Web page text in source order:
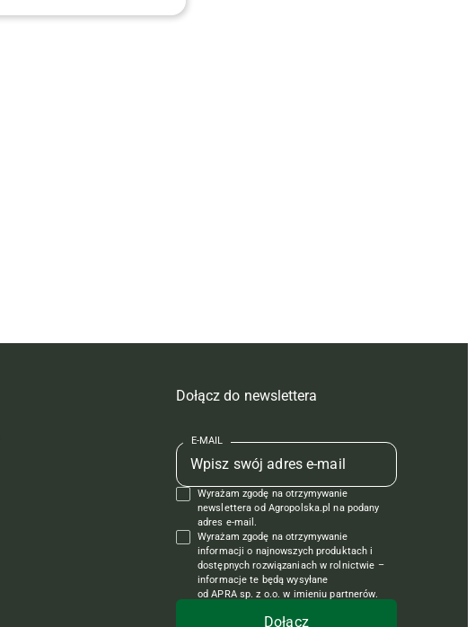
Dołącz do newslettera
E-MAIL
Wyrażam zgodę na otrzymywanie
newslettera od Agropolska.pl na podany
adres e-mail.
Wyrażam zgodę na otrzymywanie
informacji o najnowszych produktach i
dostępnych rozwiązaniach w rolnictwie –
informacje te będą wysyłane
od APRA sp. z o.o. w imieniu partnerów.